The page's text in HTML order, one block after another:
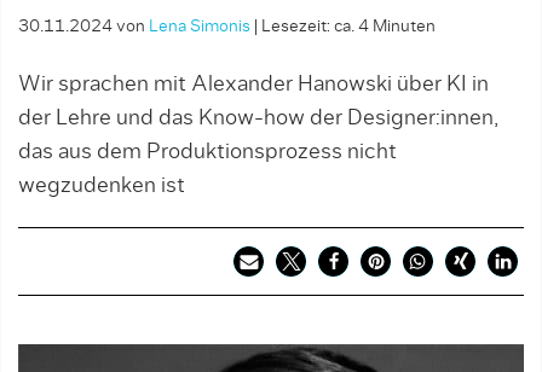
30.11.2024 von Lena Simonis Lesezeit: ca. 4 Minuten
Wir sprachen mit Alexander Hanowski über KI in
der Lehre und das Know-how der Designer:innen,
das aus dem Produktionsprozess nicht
wegzudenken ist